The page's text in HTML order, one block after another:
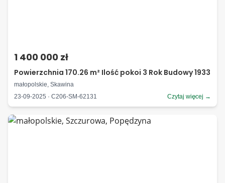
1 400 000 zł
Powierzchnia 170.26 m² Ilość pokoi 3 Rok Budowy 1933
małopolskie, Skawina
23-09-2025 · C206-SM-62131
Czytaj więcej →